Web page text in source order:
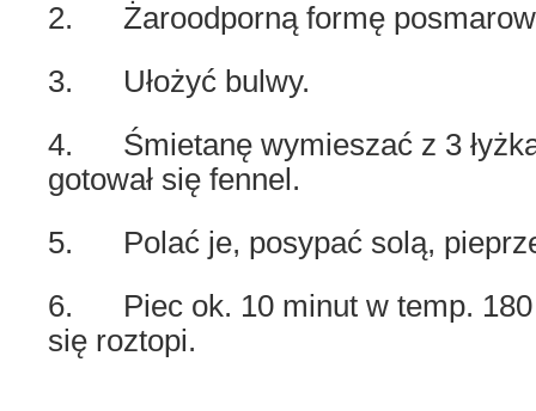
2. Żaroodporną formę
3. Ułożyć bulwy.
4. Śmietanę wymieszać z 3
gotował się fennel.
5. Polać je, posypać solą,
6. Piec ok. 10 minut w temp. 180
się roztopi.